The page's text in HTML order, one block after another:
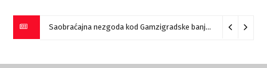
Saobraćajna nezgoda kod Gamzigradske banje 05/08/2026